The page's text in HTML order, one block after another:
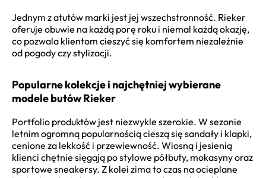
Jednym z atutów marki jest jej wszechstronność. Rieker
oferuje obuwie na każdą porę roku i niemal każdą okazję,
co pozwala klientom cieszyć się komfortem niezależnie
od pogody czy stylizacji.
Popularne kolekcje i najchętniej wybierane
modele butów Rieker
Portfolio produktów jest niezwykle szerokie. W sezonie
letnim ogromną popularnością cieszą się sandały i klapki,
cenione za lekkość i przewiewność. Wiosną i jesienią
klienci chętnie sięgają po stylowe półbuty, mokasyny oraz
sportowe sneakersy. Z kolei zima to czas na ocieplane